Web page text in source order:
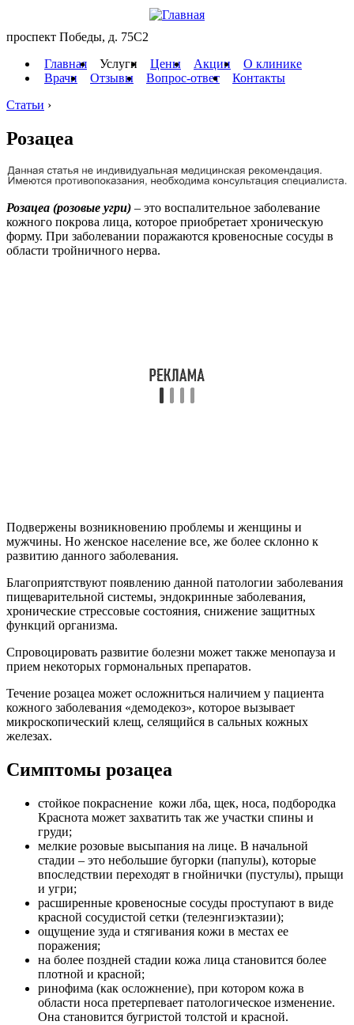
проспект Победы, д. 75C2
Главная
Услуги Цены Акции
О клинике
Врачи
Отзывы Вопрос-ответ
Контакты
Статьи ›
Розацеа
Розацеа (розовые угри) – это воспалительное заболевание
кожного покрова лица, которое приобретает хроническую
форму. При заболевании поражаются кровеносные сосуды в
области тройничного нерва.
Подвержены возникновению проблемы и женщины и
мужчины. Но женское население все, же более склонно к
развитию данного заболевания.
Благоприятствуют появлению данной патологии заболевания
пищеварительной системы, эндокринные заболевания,
хронические стрессовые состояния, снижение защитных
функций организма.
Спровоцировать развитие болезни может также менопауза и
прием некоторых гормональных препаратов.
Течение розацеа может осложниться наличием у пациента
кожного заболевания «демодекоз», которое вызывает
микроскопический клещ, селящийся в сальных кожных
железах.
Симптомы розацеа
стойкое покраснение кожи лба, щек, носа, подбородка
Краснота может захватить так же участки спины и
груди;
мелкие розовые высыпания на лице. В начальной
стадии – это небольшие бугорки (папулы), которые
впоследствии переходят в гнойнички (пустулы), прыщи
и угри;
расширенные кровеносные сосуды проступают в виде
красной сосудистой сетки (телеэнгиэктазии);
ощущение зуда и стягивания кожи в местах ее
поражения;
на более поздней стадии кожа лица становится более
плотной и красной;
ринофима (как осложнение), при котором кожа в
области носа претерпевает патологическое изменение.
Она становится бугристой толстой и красной.